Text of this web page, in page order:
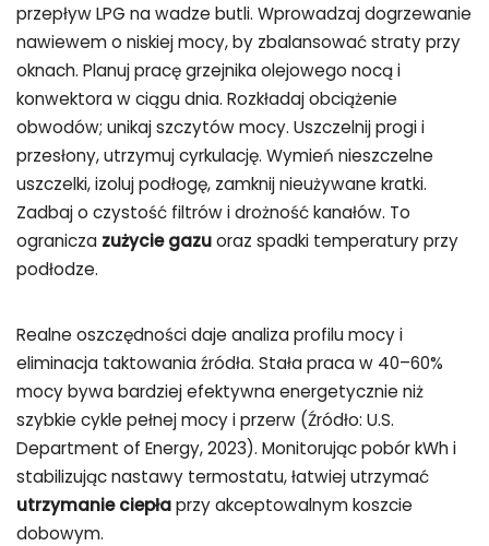
przepływ LPG na wadze butli. Wprowadzaj dogrzewanie
nawiewem o niskiej mocy, by zbalansować straty przy
oknach. Planuj pracę grzejnika olejowego nocą i
konwektora w ciągu dnia. Rozkładaj obciążenie
obwodów; unikaj szczytów mocy. Uszczelnij progi i
przesłony, utrzymuj cyrkulację. Wymień nieszczelne
uszczelki, izoluj podłogę, zamknij nieużywane kratki.
Zadbaj o czystość filtrów i drożność kanałów. To
ogranicza zużycie gazuoraz spadki temperatury przy
podłodze.
Realne oszczędności daje analiza profilu mocy i
eliminacja taktowania źródła. Stała praca w 40–60%
mocy bywa bardziej efektywna energetycznie niż
szybkie cykle pełnej mocy i przerw (Źródło: U.S.
Department of Energy, 2023). Monitorując pobór kWh i
stabilizując nastawy termostatu, łatwiej utrzymać
utrzymanie ciepłaprzy akceptowalnym koszcie
dobowym.